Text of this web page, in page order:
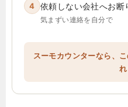
4 依頼しない会社へお断
気まずい連絡を自分で
スーモカウンターなら、